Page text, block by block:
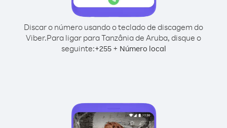
Discar o número usando o teclado de discagem do
Viber.Para ligar para Tanzânia de Aruba, disque o
seguinte:+255+ Número local